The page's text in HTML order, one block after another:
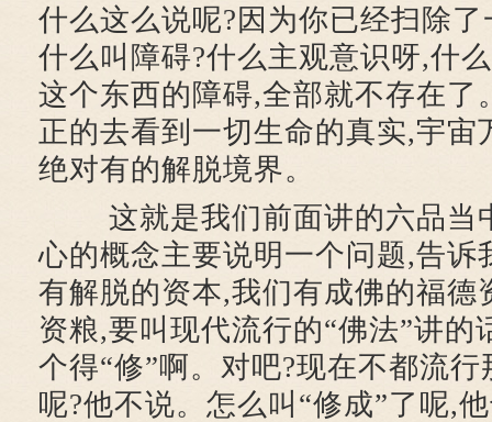
什么这么说呢?因为你已经扫除
什么叫障碍?什么主观意识呀,什
这个东西的障碍,全部就不存在了
正的去看到一切生命的真实,宇宙
绝对有的解脱境界。
这就是我们前面讲的六品当
心的概念主要说明一个问题,告诉
有解脱的资本,我们有成佛的福德
资粮,要叫现代流行的“佛法”讲的
个得“修”啊。对吧?现在不都流
呢?他不说。怎么叫“修成”了呢,